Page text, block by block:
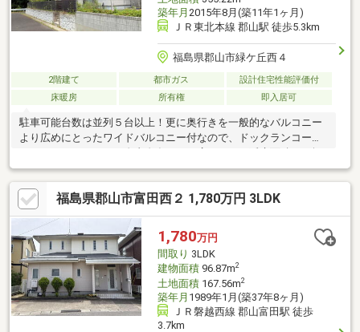
築年月 2015年8月(築11年1ヶ月)
ＪＲ東北本線 郡山駅 徒歩5.3km
福島県郡山市緑ケ丘西４
2階建て 都市ガス
設計住宅性能評価付
床暖房
所有権 即入居可
駐車可能台数は並列５台以上！更に奥行きを一般的なバルコニー
より広めにとったワイドバルコニー付なので、ドックランコーナ
の居室空間で、緑ケ丘の街並みと調和のとれた素敵なデザインも
魅力です！！是非その目で建物の質感やデザインをお確かめくだ
さい。
福島県郡山市富田西２ 1,780万円 3LDK
1,780万円
間取り 3LDK
建物面積96.87m2
土地面積167.56m2
築年月 1989年1月(築37年8ヶ月)
ＪＲ磐越西線 郡山富田駅 徒歩
3.7km